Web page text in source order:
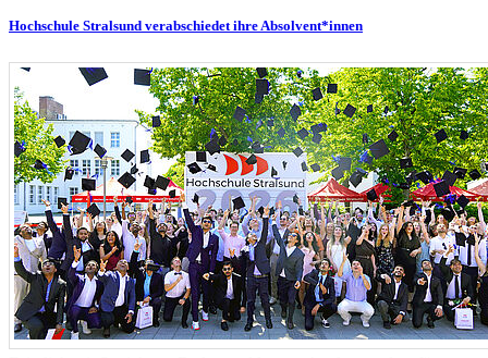
Hochschule Stralsund verabschiedet ihre Absolvent*innen